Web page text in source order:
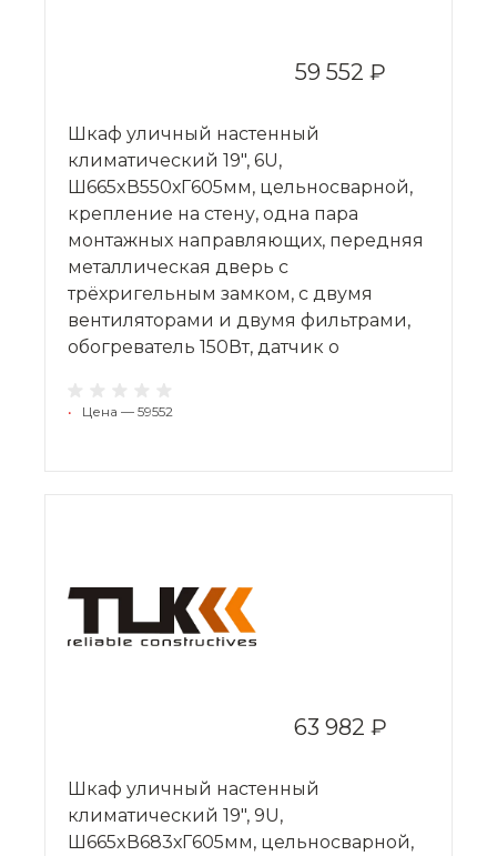
59 552 ₽
Шкаф уличный настенный
климатический 19", 6U,
Ш665xВ550хГ605мм, цельносварной,
крепление на стену, одна пара
монтажных направляющих, передняя
металлическая дверь с
трёхригельным замком, c двумя
вентиляторами и двумя фильтрами,
обогреватель 150Вт, датчик о
• Цена — 59552
63 982 ₽
Шкаф уличный настенный
климатический 19", 9U,
Ш665xВ683хГ605мм, цельносварной,